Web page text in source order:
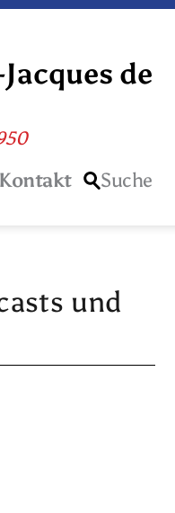
de
Kontakt Suche
und